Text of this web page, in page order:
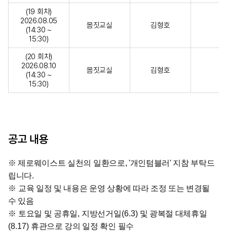
(19 회차)
2026.08.05
(14:30 ~
15:30)
몸짓교실 김형호
(20 회차)
2026.08.10
(14:30 ~
15:30)
몸짓교실 김형호
공고 내용
※ 제로웨이스트 실천의 일환으로, '개인텀블러' 지참 부탁드
립니다.
※ 교육 일정 및 내용은 운영 상황에 따라 조정 또는 변경될
수 있음
※ 토요일 및 공휴일, 지방선거일(6.3) 및 광복절 대체휴일
(8.17) 휴관으로 강의 일정 확인 필수